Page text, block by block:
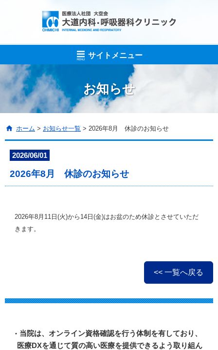
サイトメニュー
お知らせ
ホーム > お知らせ一覧 > 2026年8月 休診のお知らせ
2026/06/01
2026年8月 休診のお知らせ
2026年8月11日(火)から14日(金)はお盆のため休診とさせていただ
きます。
<< 一覧へ戻る
当院は、オンライン資格確認を行う体制を有しており、
医療DXを通じて質の高い医療を提供できるよう取り組ん